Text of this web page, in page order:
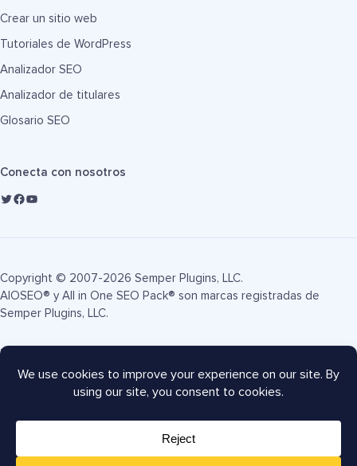
Crear un sitio web
Tutoriales de WordPress
Analizador SEO
Analizador de titulares
Glosario SEO
Conecta con nosotros
Copyright © 2007-2026 Semper Plugins, LLC.
AIOSEO® y All in One SEO Pack® son marcas registradas de
Semper Plugins, LLC.
Términos de servicio
Divulgación FTC
Mapa del sitio Cupón AIOSEO